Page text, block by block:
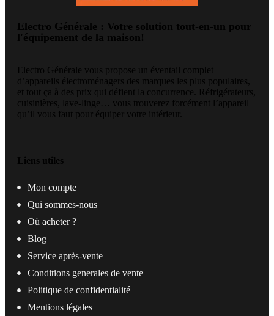
Electro Générale : Votre solution tout-en-un pour
l'équipement de la maison!
Electro Générale vous propose un éventail complet
d’appareils électroménagers des marques les plus populaires,
et tout ça à des prix qui défient la concurrence. Réfrigérateurs,
cuisinières, lave-linge… vous trouverez forcément l’appareil
qu’il vous faut pour équiper votre intérieur.
Liens utiles
Mon compte
Qui sommes-nous
Où acheter ?
Blog
Service après-vente
Conditions generales de vente
Politique de confidentialité
Mentions légales